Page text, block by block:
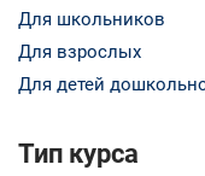
Для школьников
Для взрослых
Для детей
Тип курса